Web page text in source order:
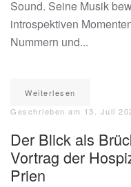
Sound. Seine Musik
introspektiven
Nummern und...
Weiterlesen
Geschrieben am 13. Juli
Der Blick als
Vortrag der
Prien